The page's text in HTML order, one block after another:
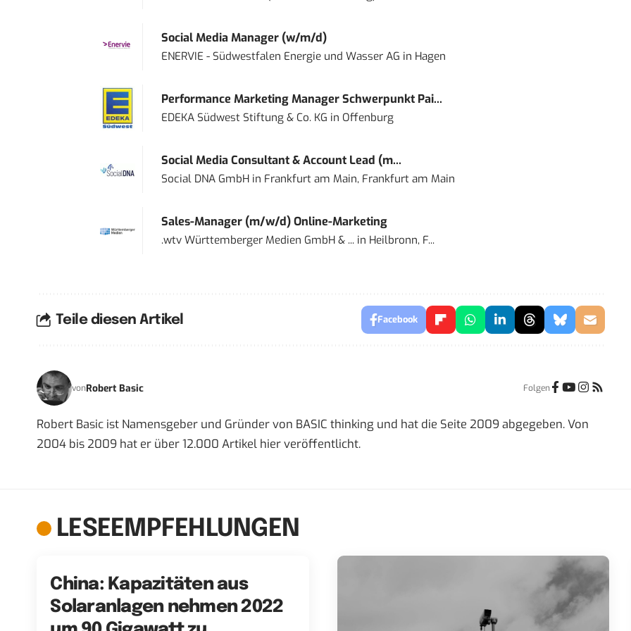
Social Media Manager (w/m/d)
ENERVIE - Südwestfalen Energie und Wasser AG in Hagen
Performance Marketing Manager Schwerpunkt Pai...
EDEKA Südwest Stiftung & Co. KG in Offenburg
Social Media Consultant & Account Lead (m...
Social DNA GmbHin Frankfurt am Main, Frankfurt am Main
Sales-Manager (m/w/d) Online-Marketing
.wtv Württemberger Medien GmbH & ...in Heilbronn, F...
Teile diesen Artikel Facebook
vonRobert Basic Folgen
Robert Basic ist Namensgeber und Gründer von BASIC thinking und hat die Seite 2009 abgegeben. Von
2004 bis 2009 hat er über 12.000 Artikel hier veröffentlicht.
LESEEMPFEHLUNGEN
China: Kapazitäten aus
Solaranlagen nehmen 2022